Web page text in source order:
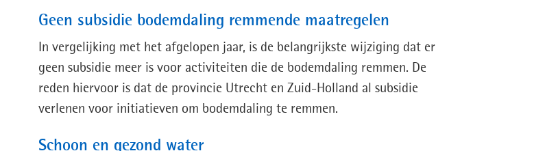
Geen subsidie bodemdaling remmende maatregelen
In vergelijking met het afgelopen jaar, is de belangrijkste wijziging dat er
geen subsidie meer is voor activiteiten die de bodemdaling remmen. De
reden hiervoor is dat de provincie Utrecht en Zuid-Holland al subsidie
verlenen voor initiatieven om bodemdaling te remmen.
Schoon en gezond water